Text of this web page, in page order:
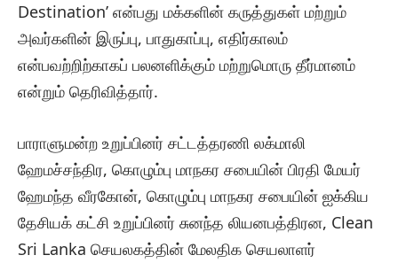
Destination’ என்பது மக்களின் கருத்துகள் மற்றும்
அவர்களின் இருப்பு, பாதுகாப்பு, எதிர்காலம்
என்பவற்றிற்காகப் பலனளிக்கும் மற்றுமொரு தீர்மானம்
என்றும் தெரிவித்தார்.
பாராளுமன்ற உறுப்பினர் சட்டத்தரணி லக்மாலி
ஹேமச்சந்திர, கொழும்பு மாநகர சபையின் பிரதி மேயர்
ஹேமந்த வீரகோன், கொழும்பு மாநகர சபையின் ஐக்கிய
தேசியக் கட்சி உறுப்பினர் சுனந்த லியனபத்திரன, Clean
Sri Lanka செயலகத்தின் மேலதிக செயலாளர்